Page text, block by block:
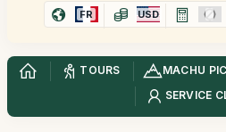
FR USD
TOURS MACHU
SERVICE